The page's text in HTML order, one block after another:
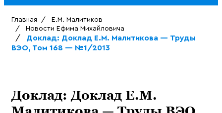
Главная
Е.М. Малитиков
Новости Ефима Михайловича
Доклад: Доклад Е.М. Малитикова — Труды
ВЭО, Том 168 — №1/2013
Доклад: Доклад Е.М.